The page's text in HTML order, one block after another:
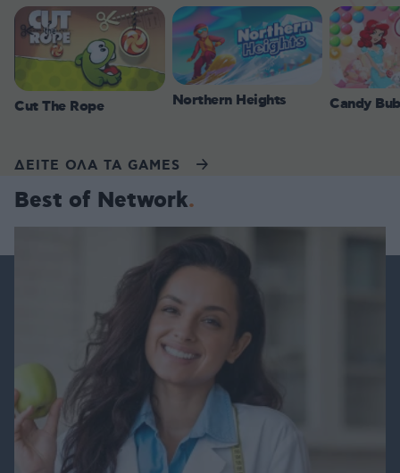
Cut The Rope Northern Heights Candy
ΔΕΙΤΕ ΟΛΑ ΤΑ GAMES
Best of Network